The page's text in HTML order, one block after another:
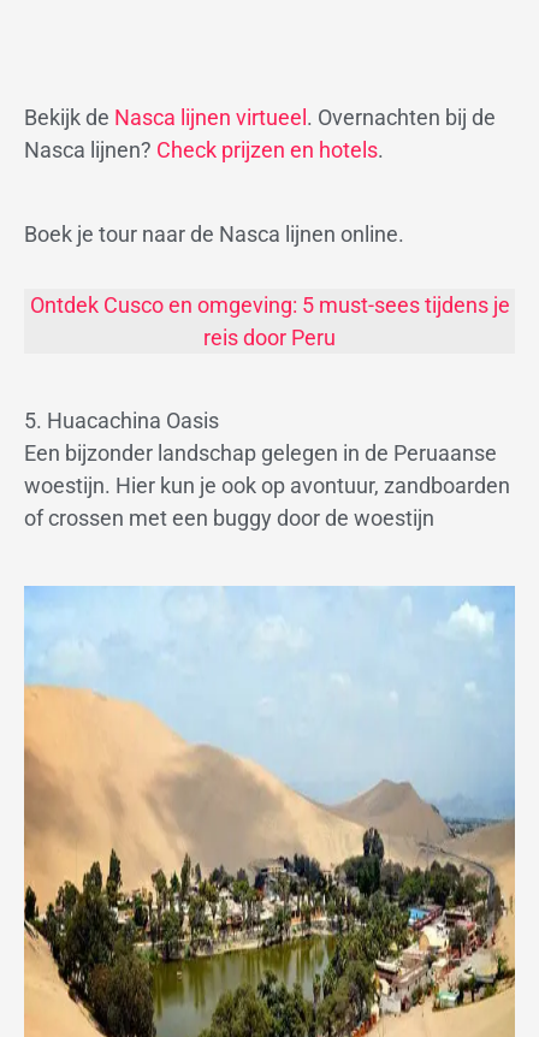
Bekijk de Nasca lijnen virtueel . Overnachten bij de
Nasca lijnen? Check prijzen en hotels.
Boek je tour naar de Nasca lijnen online.
Ontdek Cusco en omgeving: 5 must-sees tijdens je
reis door Peru
5. Huacachina Oasis
Een bijzonder landschap gelegen in de Peruaanse
woestijn. Hier kun je ook op avontuur, zandboarden
of crossen met een buggy door de woestijn